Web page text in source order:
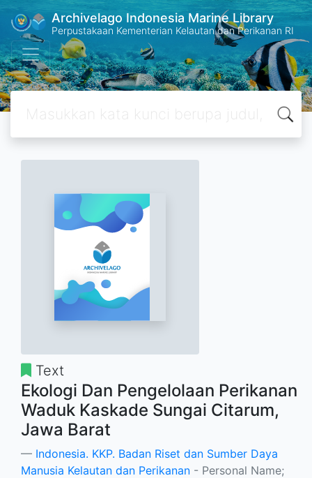
Archivelago Indonesia Marine Library
Perpustakaan Kementerian Kelautan dan Perikanan RI
Text
Ekologi Dan Pengelolaan Perikanan
Waduk Kaskade Sungai Citarum,
Jawa Barat
Indonesia. KKP. Badan Riset dan Sumber Daya
Manusia Kelautan dan Perikanan - Personal Name;